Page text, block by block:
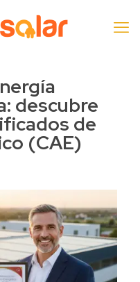
descubre
de
(CAE)